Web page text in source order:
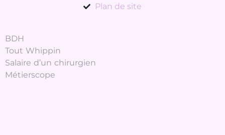
Plan de site
BDH
Tout Whippin
Salaire d’un chirurgien
Métierscope